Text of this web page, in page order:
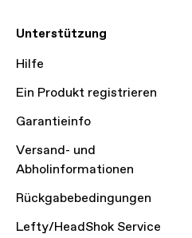
Unterstützung
Hilfe
Ein Produkt registrieren
Garantieinfo
Versand- und
Abholinformationen
Rückgabebedingungen
Lefty/HeadShok Service